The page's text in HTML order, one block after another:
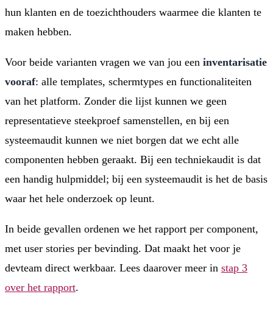
hun klanten en de toezichthouders waarmee die klanten te
maken hebben.
Voor beide varianten vragen we van jou een inventarisatie
vooraf: alle templates, schermtypes en functionaliteiten
van het platform. Zonder die lijst kunnen we geen
representatieve steekproef samenstellen, en bij een
systeemaudit kunnen we niet borgen dat we echt alle
componenten hebben geraakt. Bij een techniekaudit is dat
een handig hulpmiddel; bij een systeemaudit is het de basis
waar het hele onderzoek op leunt.
In beide gevallen ordenen we het rapport per component,
met user stories per bevinding. Dat maakt het voor je
devteam direct werkbaar. Lees daarover meer in stap 3
over het rapport.